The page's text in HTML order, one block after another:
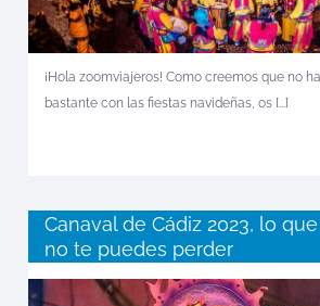
¡Hola zoomviajeros! Como creemos que no
bastante con las fiestas navideñas, os [...]
Canaval de Cádiz 2023, lo que
no te puedes perder